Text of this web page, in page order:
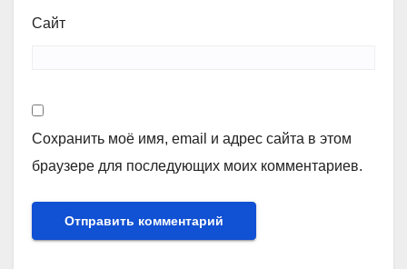
Сайт
Сохранить моё имя, email и адрес сайта в этом
браузере для последующих моих комментариев.